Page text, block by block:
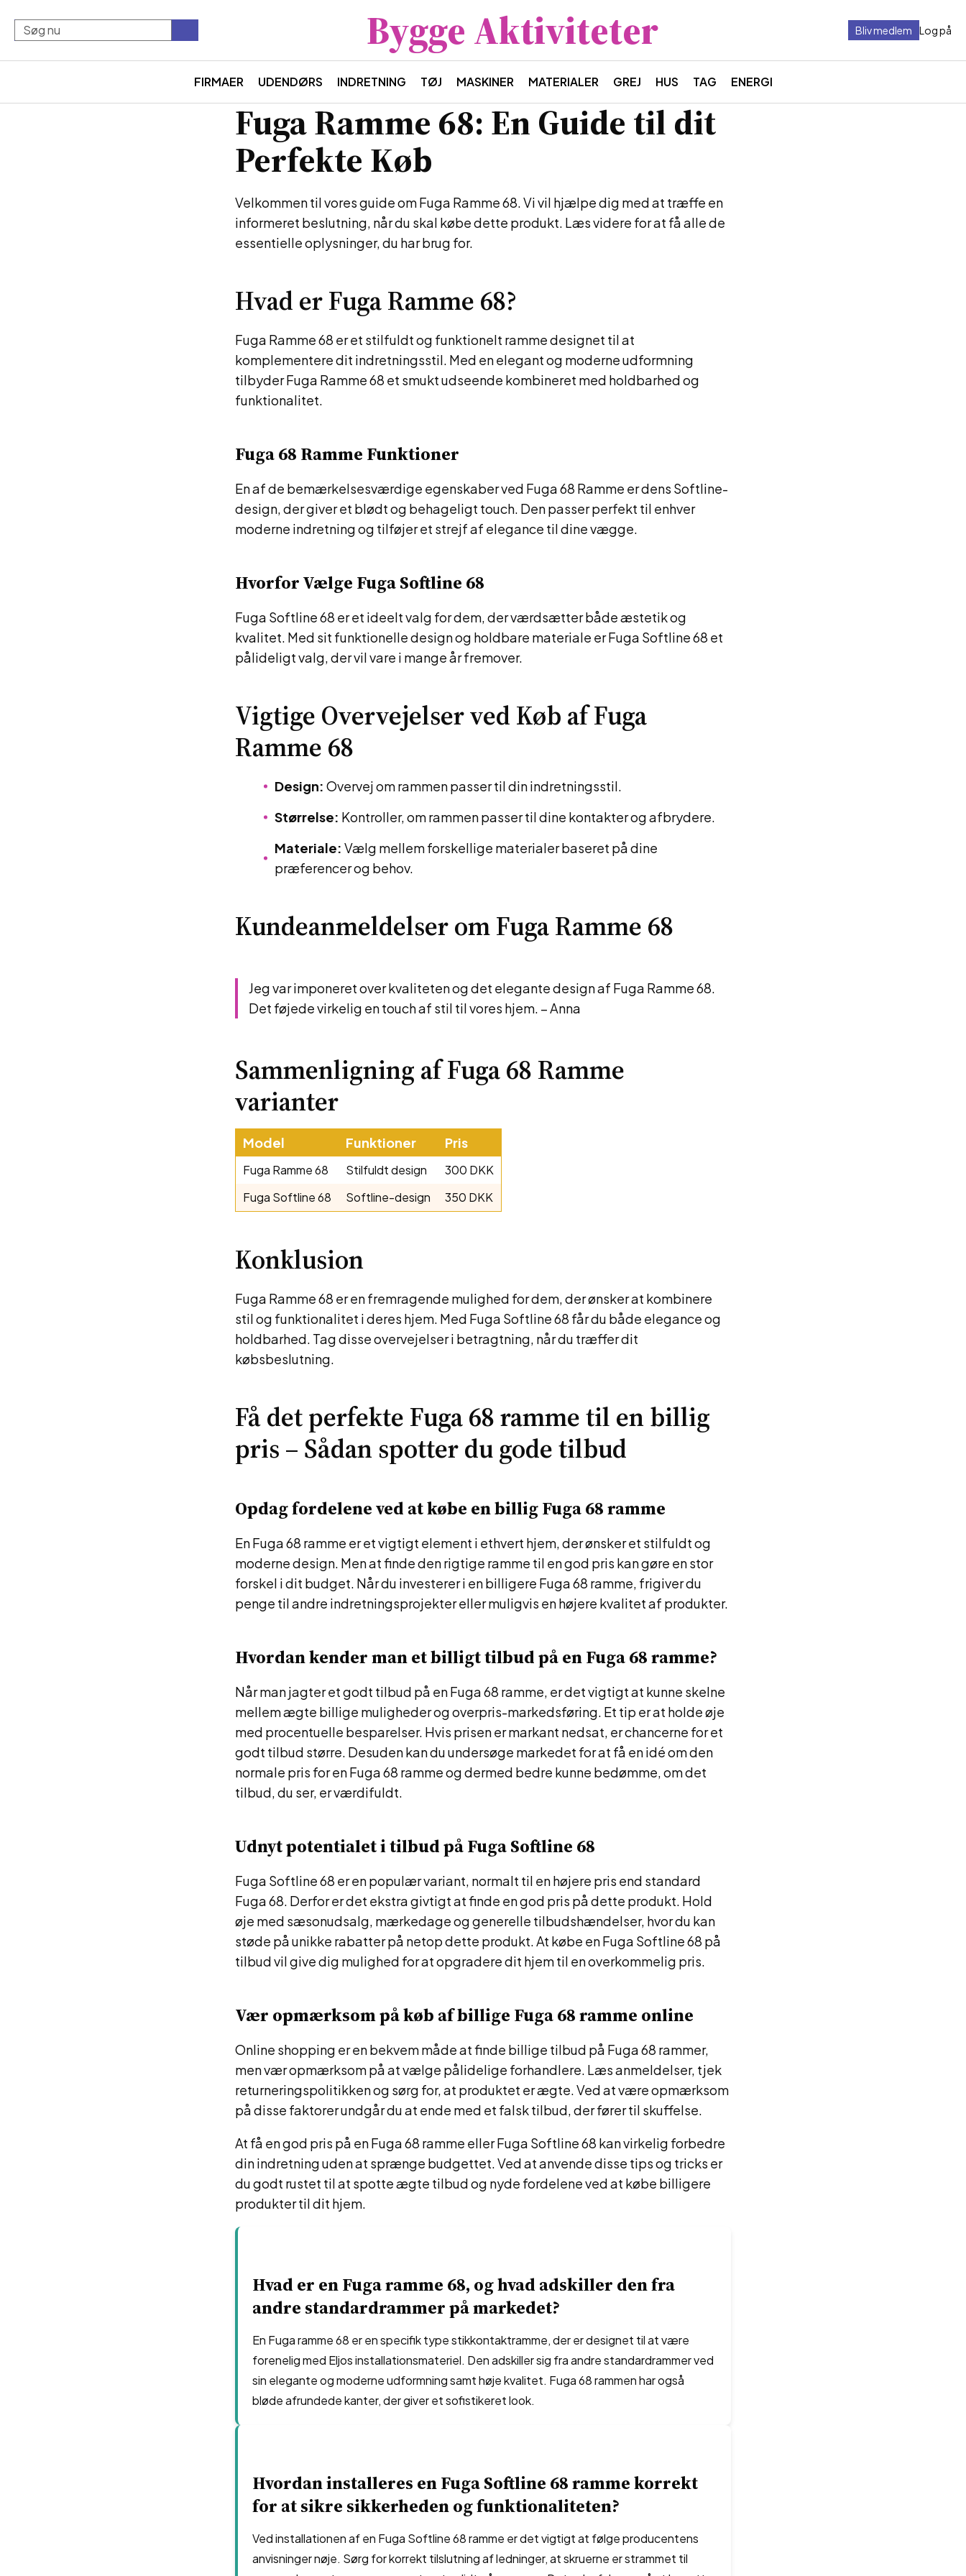
Bygge Aktiviteter Log på
Bliv medlem
FIRMAER UDENDØRS INDRETNING TØJ MASKINER MATERIALER GREJ HUS TAG ENERGI
Fuga Ramme 68: En Guide til dit
Perfekte Køb
Velkommen til vores guide om Fuga Ramme 68. Vi vil hjælpe dig med at træffe en
informeret beslutning, når du skal købe dette produkt. Læs videre for at få alle de
essentielle oplysninger, du har brug for.
Hvad er Fuga Ramme 68?
Fuga Ramme 68 er et stilfuldt og funktionelt ramme designet til at
komplementere dit indretningsstil. Med en elegant og moderne udformning
tilbyder Fuga Ramme 68 et smukt udseende kombineret med holdbarhed og
funktionalitet.
Fuga 68 Ramme Funktioner
En af de bemærkelsesværdige egenskaber ved Fuga 68 Ramme er dens Softline-
design, der giver et blødt og behageligt touch. Den passer perfekt til enhver
moderne indretning og tilføjer et strejf af elegance til dine vægge.
Hvorfor Vælge Fuga Softline 68
Fuga Softline 68 er et ideelt valg for dem, der værdsætter både æstetik og
kvalitet. Med sit funktionelle design og holdbare materiale er Fuga Softline 68 et
pålideligt valg, der vil vare i mange år fremover.
Vigtige Overvejelser ved Køb af Fuga
Ramme 68
Design: Overvej om rammen passer til din indretningsstil.
Størrelse: Kontroller, om rammen passer til dine kontakter og afbrydere.
Materiale: Vælg mellem forskellige materialer baseret på dine
præferencer og behov.
Kundeanmeldelser om Fuga Ramme 68
Jeg var imponeret over kvaliteten og det elegante design af Fuga Ramme 68.
Det føjede virkelig en touch af stil til vores hjem. – Anna
Sammenligning af Fuga 68 Ramme
varianter
Model Funktioner Pris
Fuga Ramme 68 Stilfuldt design
300 DKK
Fuga Softline 68
Softline-design 350 DKK
Konklusion
Fuga Ramme 68 er en fremragende mulighed for dem, der ønsker at kombinere
stil og funktionalitet i deres hjem. Med Fuga Softline 68 får du både elegance og
holdbarhed. Tag disse overvejelser i betragtning, når du træffer dit
købsbeslutning.
Få det perfekte Fuga 68 ramme til en billig
pris – Sådan spotter du gode tilbud
Opdag fordelene ved at købe en billig Fuga 68 ramme
En Fuga 68 ramme er et vigtigt element i ethvert hjem, der ønsker et stilfuldt og
moderne design. Men at finde den rigtige ramme til en god pris kan gøre en stor
forskel i dit budget. Når du investerer i en billigere Fuga 68 ramme, frigiver du
penge til andre indretningsprojekter eller muligvis en højere kvalitet af produkter.
Hvordan kender man et billigt tilbud på en Fuga 68 ramme?
Når man jagter et godt tilbud på en Fuga 68 ramme, er det vigtigt at kunne skelne
mellem ægte billige muligheder og overpris-markedsføring. Et tip er at holde øje
med procentuelle besparelser. Hvis prisen er markant nedsat, er chancerne for et
godt tilbud større. Desuden kan du undersøge markedet for at få en idé om den
normale pris for en Fuga 68 ramme og dermed bedre kunne bedømme, om det
tilbud, du ser, er værdifuldt.
Udnyt potentialet i tilbud på Fuga Softline 68
Fuga Softline 68 er en populær variant, normalt til en højere pris end standard
Fuga 68. Derfor er det ekstra givtigt at finde en god pris på dette produkt. Hold
øje med sæsonudsalg, mærkedage og generelle tilbudshændelser, hvor du kan
støde på unikke rabatter på netop dette produkt. At købe en Fuga Softline 68 på
tilbud vil give dig mulighed for at opgradere dit hjem til en overkommelig pris.
Vær opmærksom på køb af billige Fuga 68 ramme online
Online shopping er en bekvem måde at finde billige tilbud på Fuga 68 rammer,
men vær opmærksom på at vælge pålidelige forhandlere. Læs anmeldelser, tjek
returneringspolitikken og sørg for, at produktet er ægte. Ved at være opmærksom
på disse faktorer undgår du at ende med et falsk tilbud, der fører til skuffelse.
At få en god pris på en Fuga 68 ramme eller Fuga Softline 68 kan virkelig forbedre
din indretning uden at sprænge budgettet. Ved at anvende disse tips og tricks er
du godt rustet til at spotte ægte tilbud og nyde fordelene ved at købe billigere
produkter til dit hjem.
Hvad er en Fuga ramme 68, og hvad adskiller den fra
andre standardrammer på markedet?
En Fuga ramme 68 er en specifik type stikkontaktramme, der er designet til at være
forenelig med Eljos installationsmateriel. Den adskiller sig fra andre standardrammer ved
sin elegante og moderne udformning samt høje kvalitet. Fuga 68 rammen har også
bløde afrundede kanter, der giver et sofistikeret look.
Hvordan installeres en Fuga Softline 68 ramme korrekt
for at sikre sikkerheden og funktionaliteten?
Ved installationen af en Fuga Softline 68 ramme er det vigtigt at følge producentens
anvisninger nøje. Sørg for korrekt tilslutning af ledninger, at skruerne er strammet til